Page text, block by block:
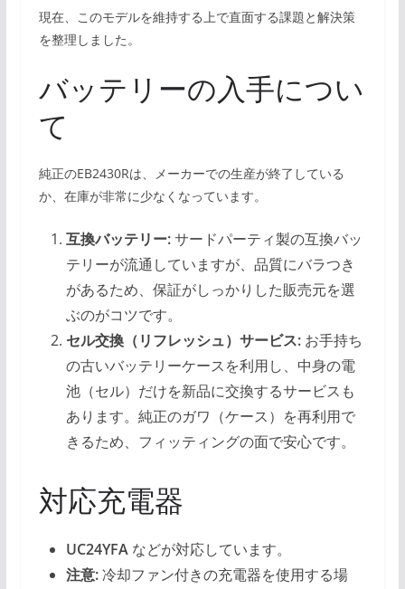
現在、このモデルを維持する上で直面する課題と解決策
を整理しました。
バッテリーの入手につい
て
純正のEB2430Rは、メーカーでの生産が終了している
か、在庫が非常に少なくなっています。
互換バッテリー:サードパーティ製の互換バッ
テリーが流通していますが、品質にバラつき
があるため、保証がしっかりした販売元を選
ぶのがコツです。
セル交換（リフレッシュ）サービス:お手持ち
の古いバッテリーケースを利用し、中身の電
池（セル）だけを新品に交換するサービスも
あります。純正のガワ（ケース）を再利用で
きるため、フィッティングの面で安心です。
対応充電器
UC24YFAなどが対応しています。
注意:冷却ファン付きの充電器を使用する場